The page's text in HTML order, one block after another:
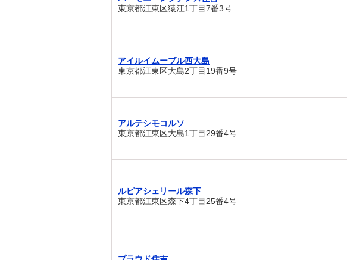
東京都江東区猿江1丁目7番3号
アイルイムーブル西大島
東京都江東区大島2丁目19番9号
アルテシモコルソ
東京都江東区大島1丁目29番4号
ルピアシェリール森下
東京都江東区森下4丁目25番4号